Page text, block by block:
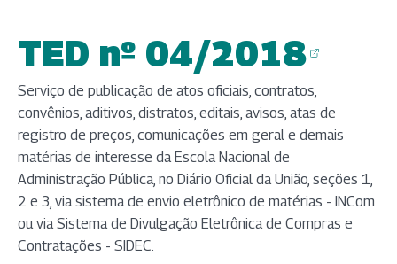
TED nº 04/2018
(abre em nova aba)
Serviço de publicação de atos oficiais, contratos,
convênios, aditivos, distratos, editais, avisos, atas de
registro de preços, comunicações em geral e demais
matérias de interesse da Escola Nacional de
Administração Pública, no Diário Oficial da União, seções 1,
2 e 3, via sistema de envio eletrônico de matérias - INCom
ou via Sistema de Divulgação Eletrônica de Compras e
Contratações - SIDEC.